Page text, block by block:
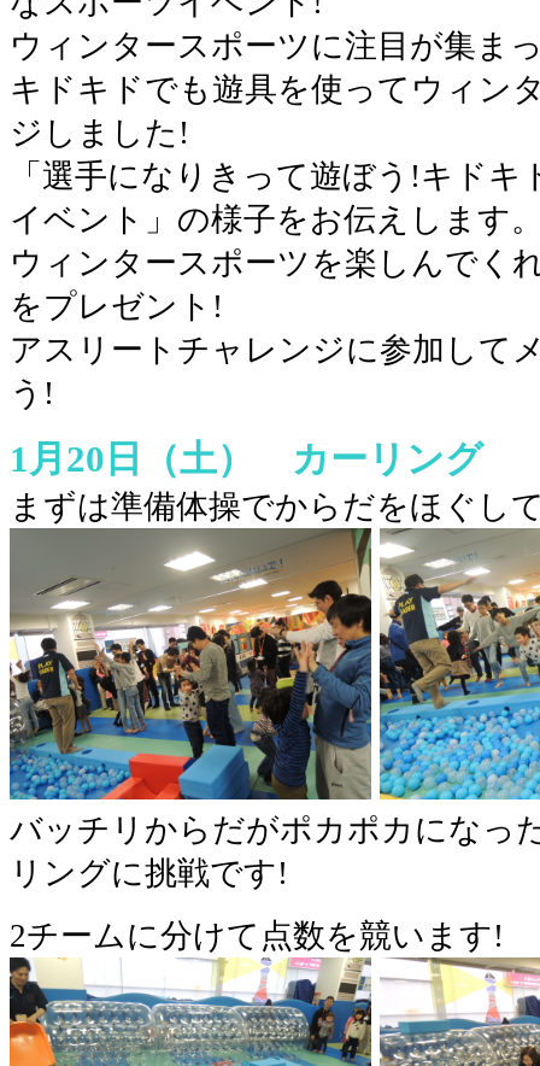
ウィンタースポーツに注目が集ま
キドキドでも遊具を使ってウィン
ジしました!
「選手になりきって遊ぼう!キド
イベント」の様子をお伝えします
ウィンタースポーツを楽しんでく
をプレゼント!
アスリートチャレンジに参加して
う!
1月20日（土） カーリング
まずは準備体操でからだをほぐし
バッチリからだがポカポカになっ
リングに挑戦です!
2チームに分けて点数を競います!